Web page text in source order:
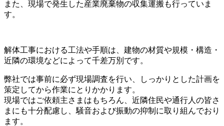
また、現場で発生した産業廃棄物の収集運搬も行っていま
す。
解体工事における工法や手順は、建物の材質や規模・構造・
近隣の環境などによって千差万別です。
弊社では事前に必ず現場調査を行い、しっかりとした計画を
策定してから作業にとりかかります。
現場ではご依頼主さまはもちろん、近隣住民や通行人の皆さ
まにも十分配慮し、騒音および振動の抑制に取り組んでおり
ます。